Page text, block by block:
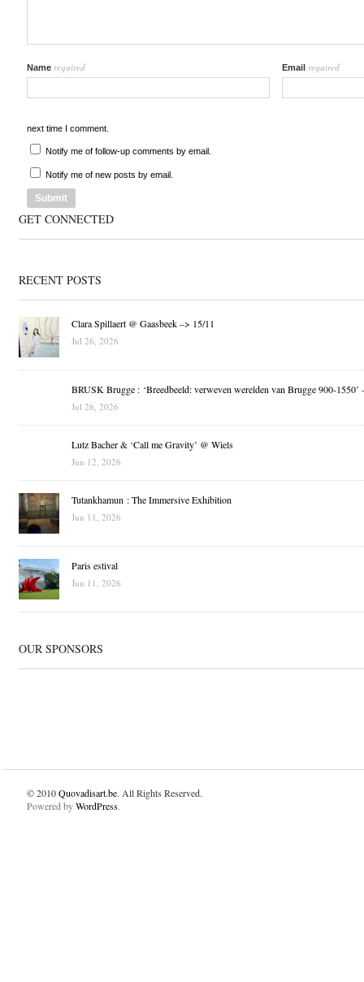
Name required Email required
next time I comment.
Notify me of follow-up comments by email.
Notify me of new posts by email.
GET CONNECTED
RECENT POSTS
Clara Spillaert @ Gaasbeek –> 15/11
Jul 26, 2026
BRUSK Brugge : ‘Breedbeeld: verweven werelden van Brugge 900-1550’
Jul 26, 2026
Lutz Bacher & ‘Call me Gravity’ @ Wiels
Jun 12, 2026
Tutankhamun : The Immersive Exhibition
Jun 11, 2026
Paris estival
Jun 11, 2026
OUR SPONSORS
© 2010Quovadisart.be. All Rights Reserved.
Powered byWordPress.